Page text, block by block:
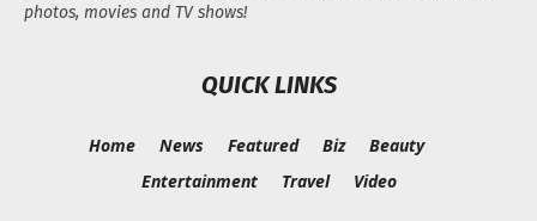
photos, movies and TV shows!
QUICK LINKS
Home News Featured Biz
Beauty
Entertainment
Travel Video